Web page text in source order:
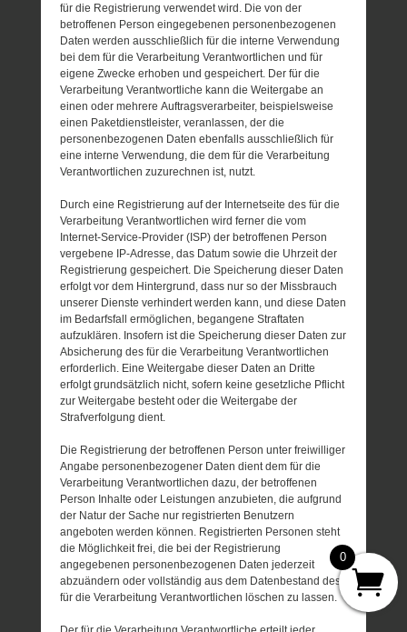
für die Registrierung verwendet wird. Die von der
betroffenen Person eingegebenen personenbezogenen
Daten werden ausschließlich für die interne Verwendung
bei dem für die Verarbeitung Verantwortlichen und für
eigene Zwecke erhoben und gespeichert. Der für die
Verarbeitung Verantwortliche kann die Weitergabe an
einen oder mehrere Auftragsverarbeiter, beispielsweise
einen Paketdienstleister, veranlassen, der die
personenbezogenen Daten ebenfalls ausschließlich für
eine interne Verwendung, die dem für die Verarbeitung
Verantwortlichen zuzurechnen ist, nutzt.
Durch eine Registrierung auf der Internetseite des für die
Verarbeitung Verantwortlichen wird ferner die vom
Internet-Service-Provider (ISP) der betroffenen Person
vergebene IP-Adresse, das Datum sowie die Uhrzeit der
Registrierung gespeichert. Die Speicherung dieser Daten
erfolgt vor dem Hintergrund, dass nur so der Missbrauch
unserer Dienste verhindert werden kann, und diese Daten
im Bedarfsfall ermöglichen, begangene Straftaten
aufzuklären. Insofern ist die Speicherung dieser Daten zur
Absicherung des für die Verarbeitung Verantwortlichen
erforderlich. Eine Weitergabe dieser Daten an Dritte
erfolgt grundsätzlich nicht, sofern keine gesetzliche Pflicht
zur Weitergabe besteht oder die Weitergabe der
Strafverfolgung dient.
Die Registrierung der betroffenen Person unter freiwilliger
Angabe personenbezogener Daten dient dem für die
Verarbeitung Verantwortlichen dazu, der betroffenen
Person Inhalte oder Leistungen anzubieten, die aufgrund
der Natur der Sache nur registrierten Benutzern
angeboten werden können. Registrierten Personen steht
die Möglichkeit frei, die bei der Registrierung
angegebenen personenbezogenen Daten jederzeit
abzuändern oder vollständig aus dem Datenbestand des
für die Verarbeitung Verantwortlichen löschen zu lassen.
0